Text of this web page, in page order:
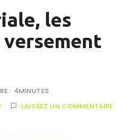
les
: 4MINUTES
LAISSEZ UN COMMENTAIRE